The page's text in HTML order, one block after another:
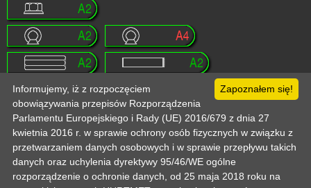
Strona główna Pomoc Informacje techniczne
Kontakt
Zaloguj Zarejestruj
Copyright © 2003-2026 by :: HURTMET.PL :: Wszelkie prawa zastrzeżone
Publikowanie materiałów (w tym grafiki) tylko za zgodą HURTMET.PL
Regulamin
Zapoznałem się!
Informujemy, iż z rozpoczęciem
obowiązywania przepisów Rozporządzenia
Parlamentu Europejskiego i Rady (UE) 2016/679 z dnia 27
kwietnia 2016 r. w sprawie ochrony osób fizycznych w związku z
przetwarzaniem danych osobowych i w sprawie przepływu takich
danych oraz uchylenia dyrektywy 95/46/WE ogólne
rozporządzenie o ochronie danych, od 25 maja 2018 roku na